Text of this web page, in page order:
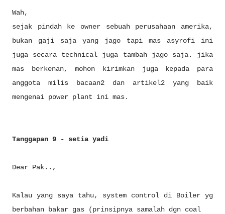
Wah,
sejak pindah ke owner sebuah perusahaan amerika,
bukan gaji saja yang jago tapi mas asyrofi ini
juga secara technical juga tambah jago saja. jika
mas berkenan, mohon kirimkan juga kepada para
anggota milis bacaan2 dan artikel2 yang baik
mengenai power plant ini mas.
Tanggapan 9 - setia yadi
Dear Pak..,
Kalau yang saya tahu, system control di Boiler yg
berbahan bakar gas (prinsipnya samalah dgn coal